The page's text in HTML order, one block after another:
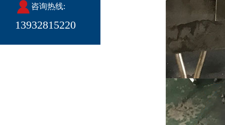
咨询热线:
13932815220